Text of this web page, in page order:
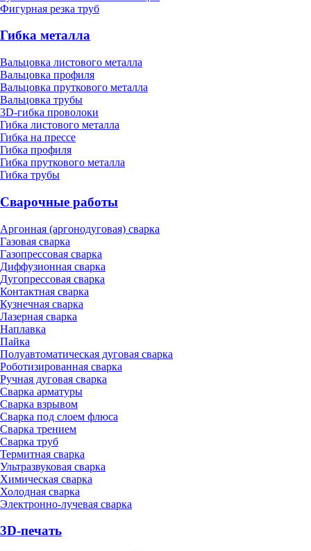
Фигурная резка труб
Гибка металла
Вальцовка листового металла
Вальцовка профиля
Вальцовка пруткового металла
Вальцовка трубы
3D-гибка проволоки
Гибка листового металла
Гибка на прессе
Гибка профиля
Гибка пруткового металла
Гибка трубы
Сварочные работы
Аргонная (аргонодуговая) сварка
Газовая сварка
Газопрессовая сварка
Диффузионная сварка
Дугопрессовая сварка
Контактная сварка
Кузнечная сварка
Лазерная сварка
Наплавка
Пайка
Полуавтоматическая дуговая сварка
Роботизированная сварка
Ручная дуговая сварка
Сварка арматуры
Сварка взрывом
Сварка под слоем флюса
Сварка трением
Сварка труб
Термитная сварка
Ультразвуковая сварка
Химическая сварка
Холодная сварка
Электронно-лучевая сварка
3D-печать